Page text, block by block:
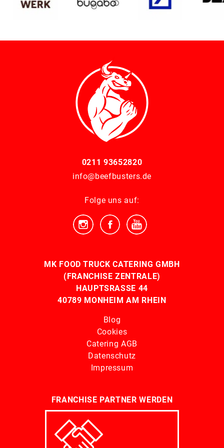
0211 93652820
info@beefbusters.de
Folge uns auf:
MK FOOD TRUCK CATERING GMBH
(FRANCHISE ZENTRALE)
HAUPTSRASSE 44
40789 MONHEIM AM RHEIN
Blog
Cookies
Catering AGB
Datenschutz
Impressum
FRANCHISE PARTNER WERDEN